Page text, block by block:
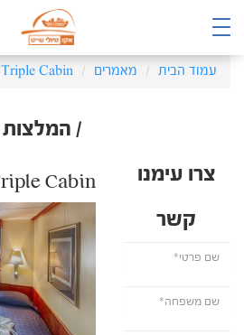
עמוד הבית מאמרים Cabin
/ המלצות
צרו עימנו
קשר
Cabin